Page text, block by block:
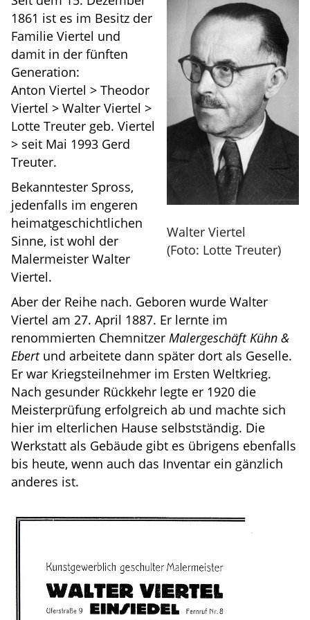
Walter Viertel
(Foto: Lotte Treuter)
1861 ist es im Besitz der
Familie Viertel und
damit in der fünften
Generation:
Anton Viertel > Theodor
Viertel > Walter Viertel >
Lotte Treuter geb. Viertel
> seit Mai 1993 Gerd
Treuter.
Bekanntester Spross,
jedenfalls im engeren
heimatgeschichtlichen
Sinne, ist wohl der
Malermeister Walter
Viertel.
Aber der Reihe nach. Geboren wurde Walter
Viertel am 27. April 1887. Er lernte im
renommierten Chemnitzer Malergeschäft Kühn &
Ebert und arbeitete dann später dort als Geselle.
Er war Kriegsteilnehmer im Ersten Weltkrieg.
Nach gesunder Rückkehr legte er 1920 die
Meisterprüfung erfolgreich ab und machte sich
hier im elterlichen Hause selbstständig. Die
Werkstatt als Gebäude gibt es übrigens ebenfalls
bis heute, wenn auch das Inventar ein gänzlich
anderes ist.